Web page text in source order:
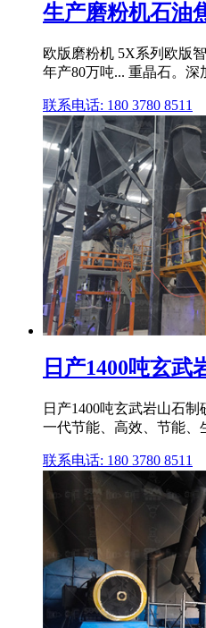
生产磨粉机石油
欧版磨粉机 5X系列欧版
年产80万吨... 重晶石。
联系电话: 180 3780 8511
日产1400吨玄武
日产1400吨玄武岩山石
一代节能、高效、节能、
联系电话: 180 3780 8511